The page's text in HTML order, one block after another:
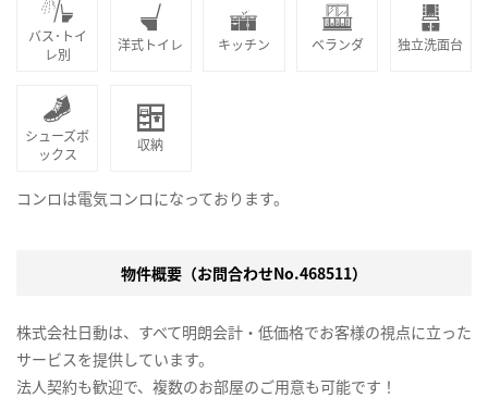
バス･トイ
レ別
洋式トイレ キッチン ベランダ 独立洗面台
シューズボ
ックス
収納
コンロは電気コンロになっております。
物件概要（お問合わせNo.468511）
株式会社日動は、すべて明朗会計・低価格でお客様の視点に立った
サービスを提供しています。
法人契約も歓迎で、複数のお部屋のご用意も可能です！